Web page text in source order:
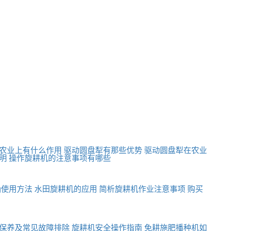
业上有什么作用 驱动圆盘犁有那些优势 驱动圆盘犁在农业
操作旋耕机的注意事项有哪些
用方法 水田旋耕机的应用 简析旋耕机作业注意事项 购买
养及常见故障排除 旋耕机安全操作指南 免耕施肥播种机如